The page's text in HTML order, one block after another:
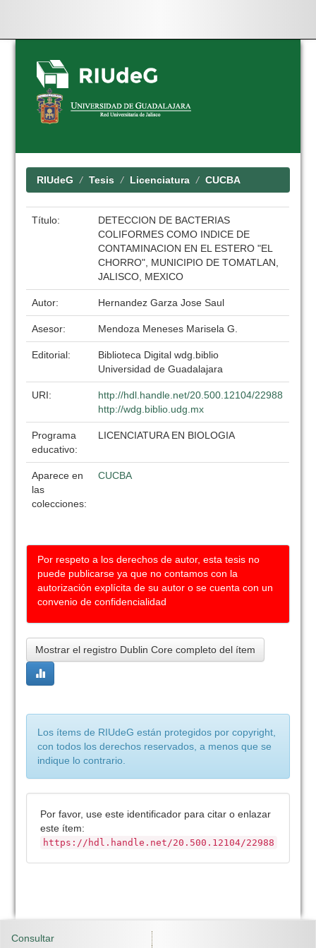
Skip
navigation
RIUdeG Tesis Licenciatura CUCBA
Título:
DETECCION DE BACTERIAS
COLIFORMES COMO INDICE DE
CONTAMINACION EN EL ESTERO "EL
CHORRO", MUNICIPIO DE TOMATLAN,
JALISCO, MEXICO
Autor: Hernandez Garza Jose Saul
Asesor: Mendoza Meneses Marisela G.
Editorial:
Biblioteca Digital wdg.biblio
Universidad de Guadalajara
URI:
http://hdl.handle.net/20.500.12104/22988
http://wdg.biblio.udg.mx
Programa
educativo:
LICENCIATURA EN BIOLOGIA
Aparece en
las
colecciones:
CUCBA
Por respeto a los derechos de autor, esta tesis no
puede publicarse ya que no contamos con la
autorización explícita de su autor o se cuenta con un
convenio de confidencialidad
Mostrar el registro Dublin Core completo del ítem
Los ítems de RIUdeG están protegidos por copyright,
con todos los derechos reservados, a menos que se
indique lo contrario.
Por favor, use este identificador para citar o enlazar
este ítem:
https://hdl.handle.net/20.500.12104/22988
Consultar